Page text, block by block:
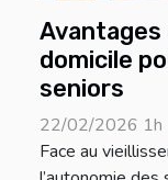
Avantages
domicile
seniors
22/02/2026 1h
Face au